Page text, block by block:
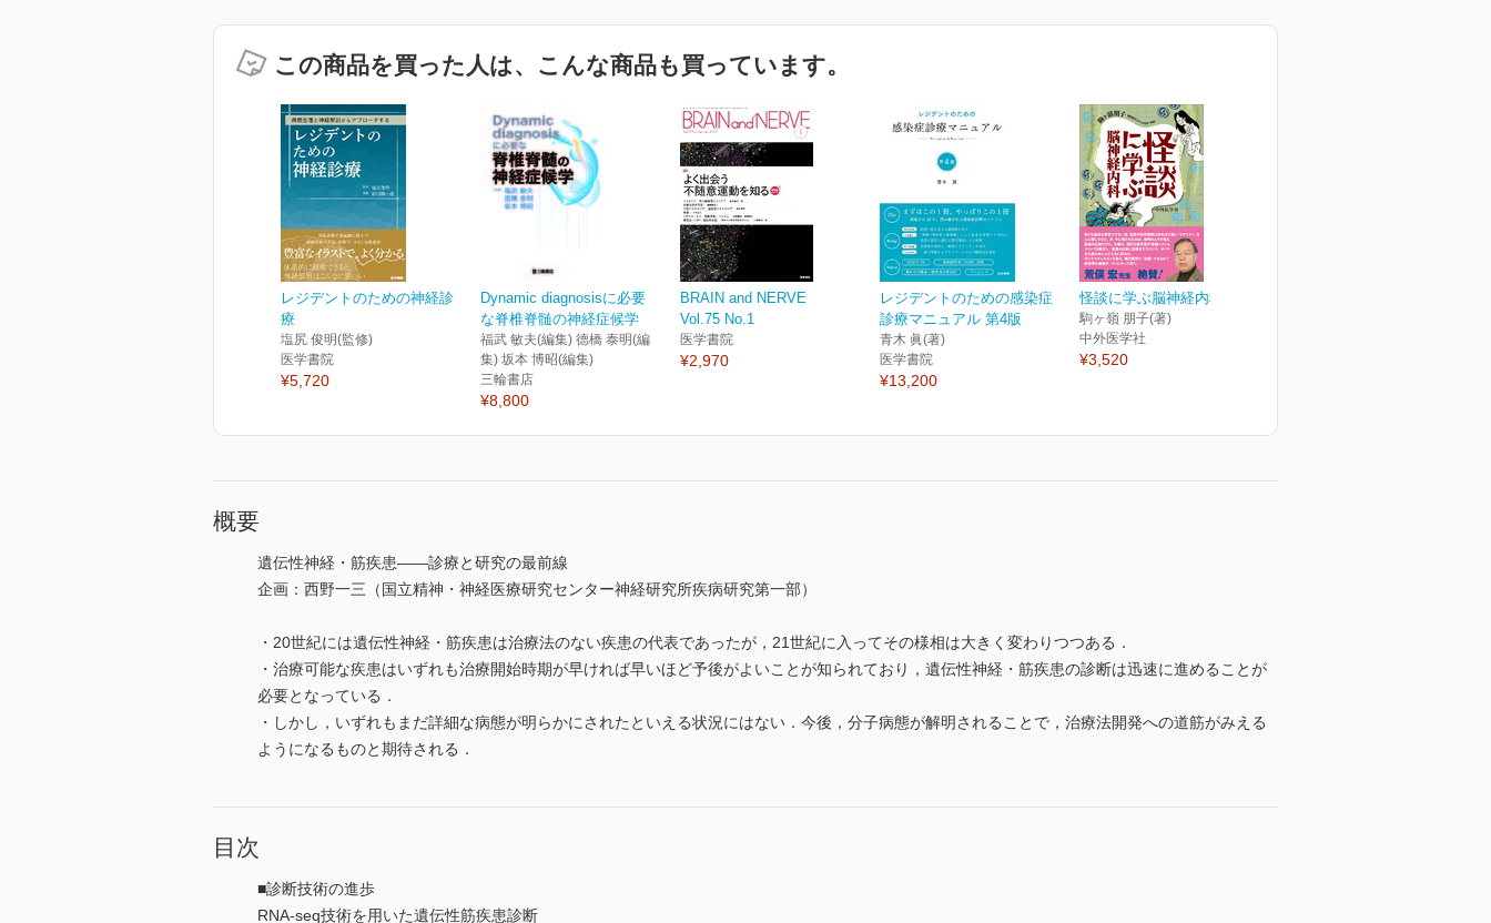
この商品を買った人は、こんな商品も買っています。
レジデントのための神経診
療
塩尻 俊明(監修)
医学書院
¥5,720
Dynamic diagnosisに必要
な脊椎脊髄の神経症候学
福武 敏夫(編集) 德橋 泰明(編
集) 坂本 博昭(編集)
三輪書店
¥8,800
BRAIN and NERVE
Vol.75 No.1
医学書院
¥2,970
レジデントのための感染症
診療マニュアル 第4版
青木 眞(著)
医学書院
¥13,200
怪談に学ぶ脳神経内科
駒ヶ嶺 朋子(著)
中外医学社
¥3,520
概要
遺伝性神経・筋疾患――診療と研究の最前線
企画：西野一三（国立精神・神経医療研究センター神経研究所疾病研究第一部）
・20世紀には遺伝性神経・筋疾患は治療法のない疾患の代表であったが，21世紀に入ってその様相は大きく変わりつつある．
・治療可能な疾患はいずれも治療開始時期が早ければ早いほど予後がよいことが知られており，遺伝性神経・筋疾患の診断は迅速に進めることが
必要となっている．
・しかし，いずれもまだ詳細な病態が明らかにされたといえる状況にはない．今後，分子病態が解明されることで，治療法開発への道筋がみえる
ようになるものと期待される．
目次
■診断技術の進歩
RNA-seq技術を用いた遺伝性筋疾患診断